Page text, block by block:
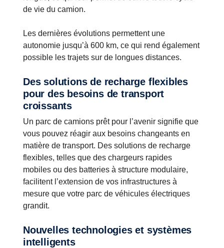
de vie du camion.
Les dernières évolutions permettent une
autonomie jusqu’à 600 km, ce qui rend également
possible les trajets sur de longues distances.
Des solutions de recharge flexibles
pour des besoins de transport
croissants
Un parc de camions prêt pour l’avenir signifie que
vous pouvez réagir aux besoins changeants en
matière de transport. Des solutions de recharge
flexibles, telles que des chargeurs rapides
mobiles ou des batteries à structure modulaire,
facilitent l’extension de vos infrastructures à
mesure que votre parc de véhicules électriques
grandit.
Nouvelles technologies et systèmes
intelligents